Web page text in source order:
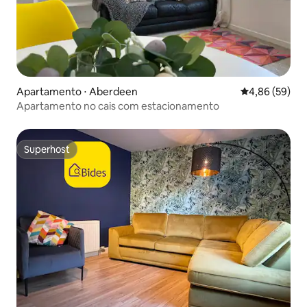
Apartamento ⋅ Aberdeen 4,86 de uma
4,86 (59)
Apartamento no cais com estacionamento
Superhost
Superhost